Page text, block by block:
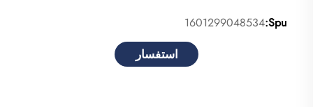
Spu:
1601299048534
استفسار